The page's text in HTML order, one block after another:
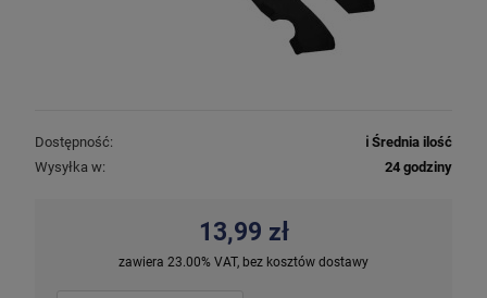
Dostępność:
ℹ️ Średnia ilość
Wysyłka w:
24 godziny
13,99 zł
zawiera 23.00% VAT, bez kosztów dostawy